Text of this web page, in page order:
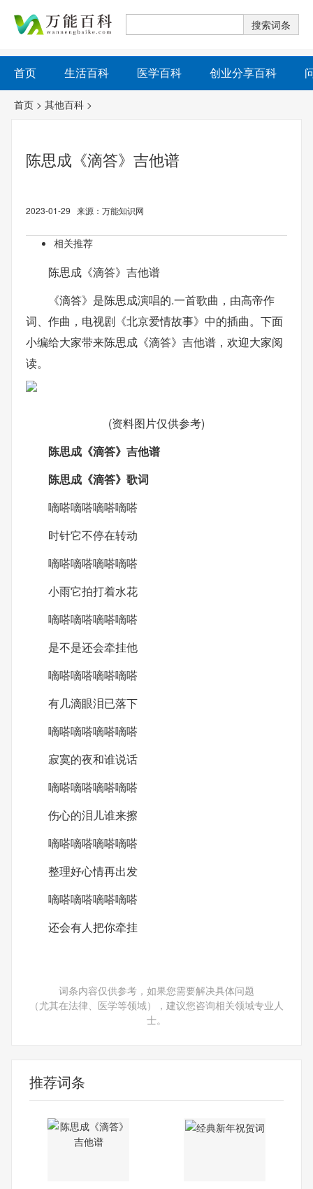
首页 生活百科 医学百科 创业分享百科
首页 > 其他百科 >
陈思成《滴答》吉他谱
2023-01-29 来源：万能知识网
相关推荐
陈思成《滴答》吉他谱
《滴答》是陈思成演唱的.一首歌曲，由高帝作
词、作曲，电视剧《北京爱情故事》中的插曲。下面
小编给大家带来陈思成《滴答》吉他谱，欢迎大家阅
读。
(资料图片仅供参考)
陈思成《滴答》吉他谱
陈思成《滴答》歌词
嘀嗒嘀嗒嘀嗒嘀嗒
时针它不停在转动
嘀嗒嘀嗒嘀嗒嘀嗒
小雨它拍打着水花
嘀嗒嘀嗒嘀嗒嘀嗒
是不是还会牵挂他
嘀嗒嘀嗒嘀嗒嘀嗒
有几滴眼泪已落下
嘀嗒嘀嗒嘀嗒嘀嗒
寂寞的夜和谁说话
嘀嗒嘀嗒嘀嗒嘀嗒
伤心的泪儿谁来擦
嘀嗒嘀嗒嘀嗒嘀嗒
整理好心情再出发
嘀嗒嘀嗒嘀嗒嘀嗒
还会有人把你牵挂
词条内容仅供参考，如果您需要解决具体问题
（尤其在法律、医学等领域），建议您咨询相关领域专业人
士。
推荐词条